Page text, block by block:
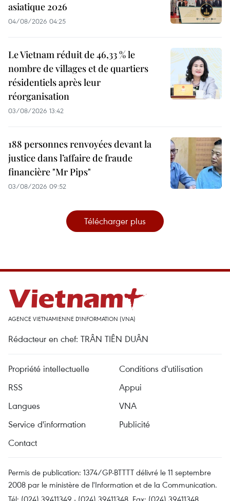
asiatique 2026
04/08/2026 04:25
Le Vietnam réduit de 46,33 % le
nombre de villages et de quartiers
résidentiels après leur
réorganisation
03/08/2026 13:42
188 personnes renvoyées devant la
justice dans l’affaire de fraude
financière "Mr Pips"
03/08/2026 09:52
Télécharger plus
AGENCE VIETNAMIENNE D'INFORMATION (VNA)
Rédacteur en chef: TRÂN TIÊN DUÂN
Propriété intellectuelle
Conditions d'utilisation
RSS
Appui
Langues
VNA
Service d'information
Publicité
Contact
Permis de publication: 1374/GP-BTTTT délivré le 11 septembre
2008 par le ministère de l'Information et de la Communication.
Tél: (024) 39411349 - (024) 39411348, Fax: (024) 39411348